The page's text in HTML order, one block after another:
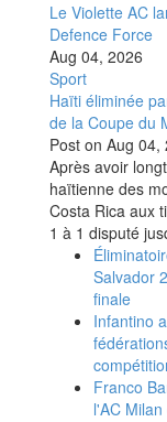
Le Violette AC
Defence Force
Aug 04, 2026
Sport
Haïti éliminée
de la Coupe du
Post on Aug 04,
Après avoir
haïtienne des
Costa Rica aux
1 à 1 disputé
Salvador
finale
Infantino
Franco
l'AC